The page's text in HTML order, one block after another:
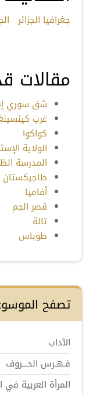
جغرافيا الجزائر
مقالات
شق سوري
غرب
كواكوا
الولاية
المدرسة
طاجيكستان Tajikistan
أفاميا
قصر الجم
تالة
طوباس
تصفح
الآداب
فـهـرس الحـــروف
المرأة العربية في